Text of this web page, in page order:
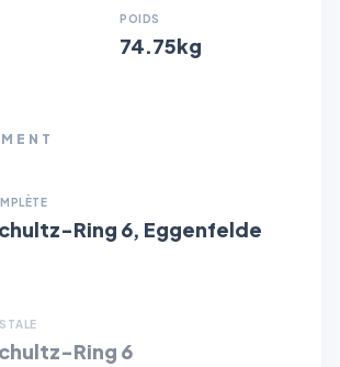
POIDS
74.75kg
Ring 6, Eggenfelde
Ring 6